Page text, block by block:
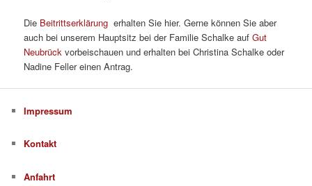
Die Beitrittserklärung erhalten Sie hier. Gerne können Sie aber
auch bei unserem Hauptsitz bei der Familie Schalke aufGut
Neubrück vorbeischauen und erhalten bei Christina Schalke oder
Nadine Feller einen Antrag.
Impressum
Kontakt
Anfahrt